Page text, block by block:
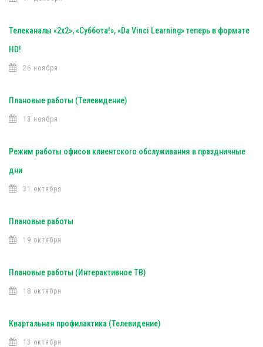
Телеканалы «2х2», «Суббота!», «Da Vinci Learning» теперь в формате
HD!
26 ноября
Плановые работы (Телевидение)
13 ноября
Режим работы офисов клиентского обслуживания в праздничные
дни
31 октября
Плановые работы
19 октября
Плановые работы (Интерактивное ТВ)
18 октября
Квартальная профилактика (Телевидение)
13 октября